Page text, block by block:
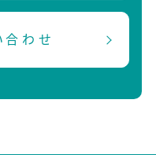
合わせ